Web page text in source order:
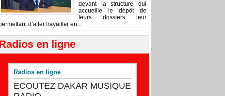
devant la structure qui
accueille le dépôt de
leurs dossiers leur
d’aller travailler en...
en ligne
Radios en ligne
ECOUTEZ DAKAR MUSIQUE